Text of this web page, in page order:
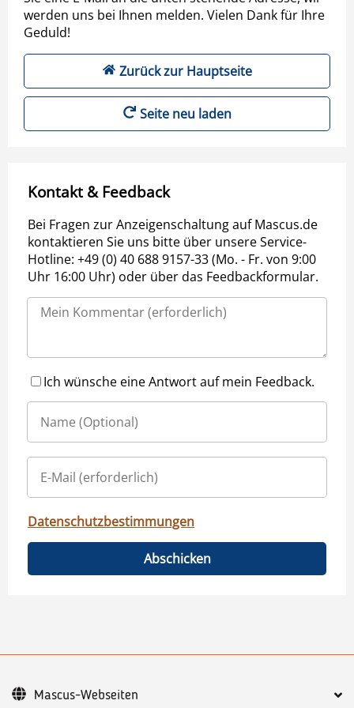
werden uns bei Ihnen melden. Vielen Dank für Ihre
Geduld!
Zurück zur Hauptseite
Seite neu laden
Kontakt & Feedback
Bei Fragen zur Anzeigenschaltung auf Mascus.de
kontaktieren Sie uns bitte über unsere Service-
Hotline: +49 (0) 40 688 9157-33 (Mo. - Fr. von 9:00
Uhr 16:00 Uhr) oder über das Feedbackformular.
Ich wünsche eine Antwort auf mein Feedback.
Datenschutzbestimmungen
Abschicken
Mascus-Webseiten